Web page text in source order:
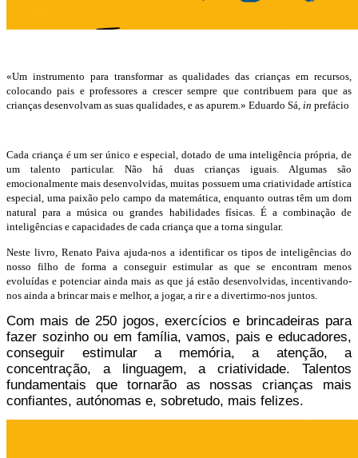
«Um instrumento para transformar as qualidades das crianças em recursos,
colocando pais e professores a crescer sempre que contribuem para que as
crianças desenvolvam as suas qualidades, e as apurem.» Eduardo Sá, in prefácio
Cada criança é um ser único e especial, dotado de uma inteligência própria, de
um talento particular. Não há duas crianças iguais. Algumas são
emocionalmente mais desenvolvidas, muitas possuem uma criatividade artística
especial, uma paixão pelo campo da matemática, enquanto outras têm um dom
natural para a música ou grandes habilidades físicas. É a combinação de
inteligências e capacidades de cada criança que a torna singular.
Neste livro, Renato Paiva ajuda-nos a identificar os tipos de inteligências do
nosso filho de forma a conseguir estimular as que se encontram menos
evoluídas e potenciar ainda mais as que já estão desenvolvidas, incentivando-
nos ainda a brincar mais e melhor, a jogar, a rir e a divertirmo-nos juntos.
Com mais de 250 jogos, exercícios e brincadeiras para
fazer sozinho ou em família, vamos, pais e educadores,
conseguir estimular a memória, a atenção, a
concentração, a linguagem, a criatividade. Talentos
fundamentais que tornarão as nossas crianças mais
confiantes, autónomas e, sobretudo, mais felizes.